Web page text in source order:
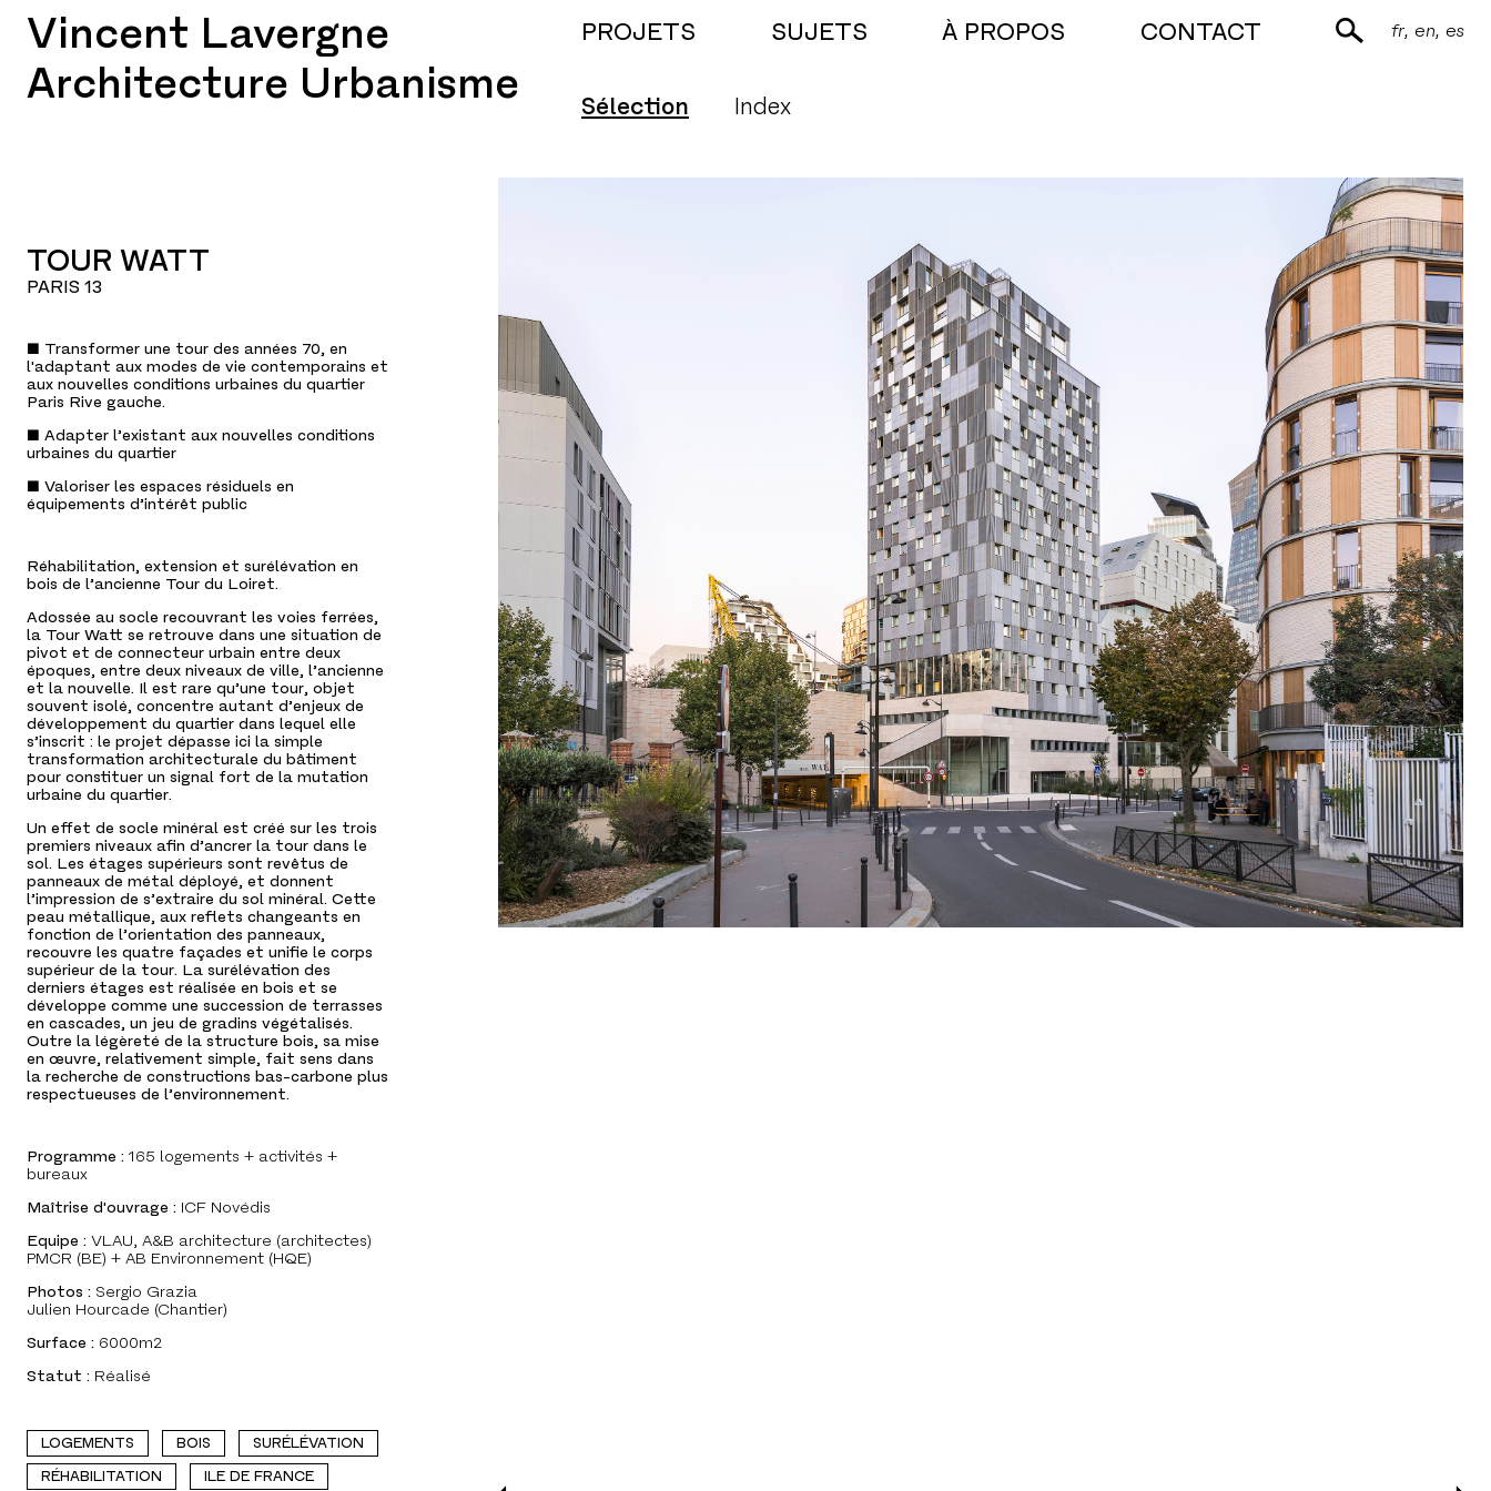
Vincent Lavergne
Architecture Urbanisme
PROJETS
Sélection Index
SUJETS À PROPOS CONTACT fr en es
TOUR WATT
PARIS 13
■ Transformer une tour des années 70, en
l'adaptant aux modes de vie contemporains et
aux nouvelles conditions urbaines du quartier
Paris Rive gauche.
■ Adapter l’existant aux nouvelles conditions
urbaines du quartier
■ Valoriser les espaces résiduels en
équipements d’intérêt public
Réhabilitation, extension et surélévation en
bois de l’ancienne Tour du Loiret.
Adossée au socle recouvrant les voies ferrées,
la Tour Watt se retrouve dans une situation de
pivot et de connecteur urbain entre deux
époques, entre deux niveaux de ville, l’ancienne
et la nouvelle. Il est rare qu’une tour, objet
souvent isolé, concentre autant d’enjeux de
développement du quartier dans lequel elle
s’inscrit : le projet dépasse ici la simple
transformation architecturale du bâtiment
pour constituer un signal fort de la mutation
urbaine du quartier.
Un effet de socle minéral est créé sur les trois
premiers niveaux afin d’ancrer la tour dans le
sol. Les étages supérieurs sont revêtus de
panneaux de métal déployé, et donnent
l’impression de s’extraire du sol minéral. Cette
peau métallique, aux reflets changeants en
fonction de l’orientation des panneaux,
recouvre les quatre façades et unifie le corps
supérieur de la tour. La surélévation des
derniers étages est réalisée en bois et se
développe comme une succession de terrasses
en cascades, un jeu de gradins végétalisés.
Outre la légèreté de la structure bois, sa mise
en œuvre, relativement simple, fait sens dans
la recherche de constructions bas-carbone plus
respectueuses de l’environnement.
Programme : 165 logements + activités +
bureaux
Maîtrise d'ouvrage : ICF Novédis
Equipe : VLAU, A&B architecture (architectes)
PMCR (BE) + AB Environnement (HQE)
Photos : Sergio Grazia
Julien Hourcade (Chantier)
Surface : 6000m2
Statut : Réalisé
LOGEMENTS BOIS
SURÉLÉVATION
RÉHABILITATION
ILE DE FRANCE